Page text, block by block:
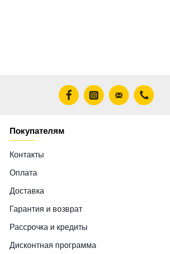
Покупателям
Контакты
Оплата
Доставка
Гарантия и возврат
Рассрочка и кредиты
Дисконтная программа